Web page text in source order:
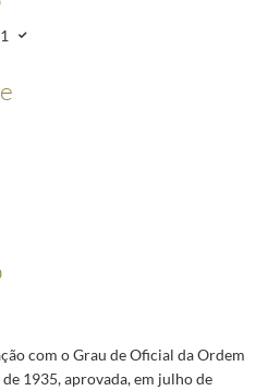
com o Grau de Oficial da Ordem
1935, aprovada, em julho de